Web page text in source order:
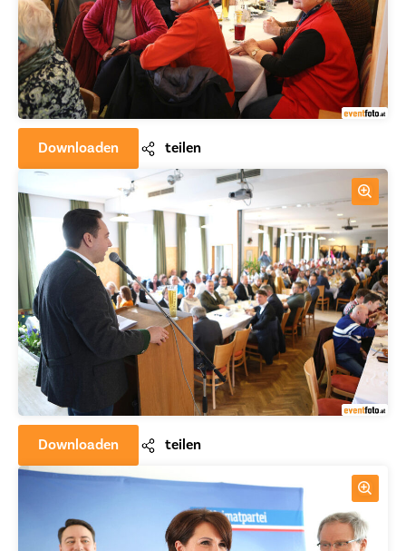
Downloaden teilen
Downloaden teilen